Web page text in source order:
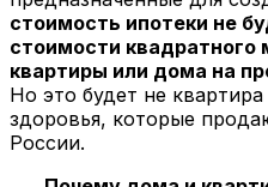
стоимость ипотеки не
стоимости квадратного
квартиры или дома на
Но это будет не
здоровья, которые
России.